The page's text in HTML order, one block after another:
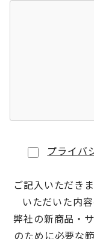
プライバ
ご記入いただき
いただいた内
弊社の新商品・
のために必要な